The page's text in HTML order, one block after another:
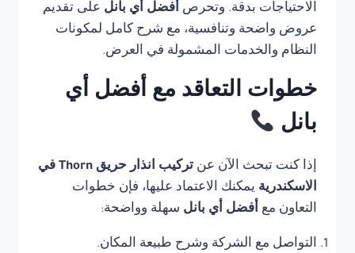
الاحتياجات بدقة. وتحرص أفضل أي بانل على تقديم
عروض واضحة وتنافسية، مع شرح كامل لمكونات
النظام والخدمات المشمولة في العرض.
خطوات التعاقد مع أفضل أي
بانل
إذا كنت تبحث الآن عن
تركيب انذار حريق Thorn في
الاسكندرية يمكنك الاعتماد عليها، فإن خطوات
التعاون مع أفضل أي بانل سهلة وواضحة:
التواصل مع الشركة وشرح طبيعة المكان.